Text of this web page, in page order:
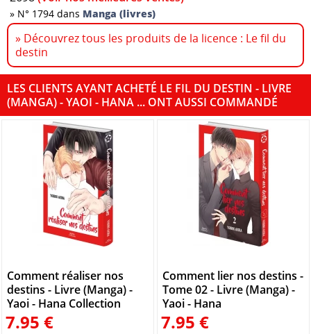
» N° 1794 dans Manga (livres)
» Découvrez tous les produits de la licence : Le fil du
destin
LES CLIENTS AYANT ACHETÉ LE FIL DU DESTIN - LIVRE
(MANGA) - YAOI - HANA ... ONT AUSSI COMMANDÉ
Comment réaliser nos
destins - Livre (Manga) -
Yaoi - Hana Collection
7.95 €
Comment lier nos destins -
Tome 02 - Livre (Manga) -
Yaoi - Hana
7.95 €